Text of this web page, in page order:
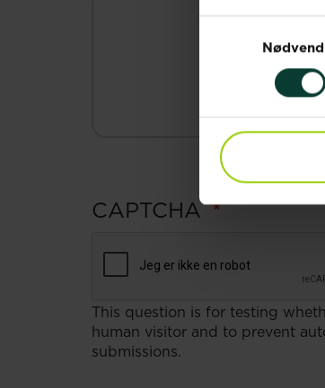
CAPTCHA
This question is for testing
human visitor and to prevent
submissions.